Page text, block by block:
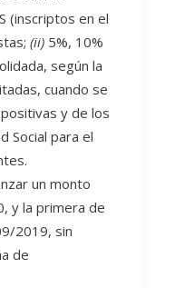
(inscriptos en el
(ii) 5%, 10%
según la
cuando se
y de los
Social para el
un monto
y la primera de
2019, sin
de